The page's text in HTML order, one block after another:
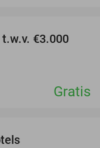
€3.000
Gratis